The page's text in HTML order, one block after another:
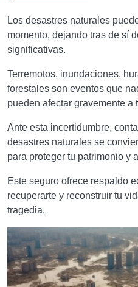
Los desastres naturales
momento, dejando tras de sí
significativas.
Terremotos, inundaciones,
forestales son eventos que
pueden afectar gravemente a
Ante esta incertidumbre,
desastres naturales se
para proteger tu patrimonio y
Este seguro ofrece respaldo
recuperarte y reconstruir tu
tragedia.